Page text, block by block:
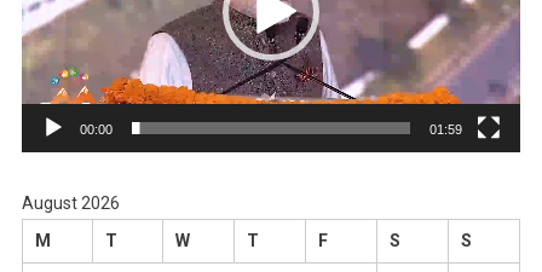
00:00 01:59
August 2026
M
T W T F S S